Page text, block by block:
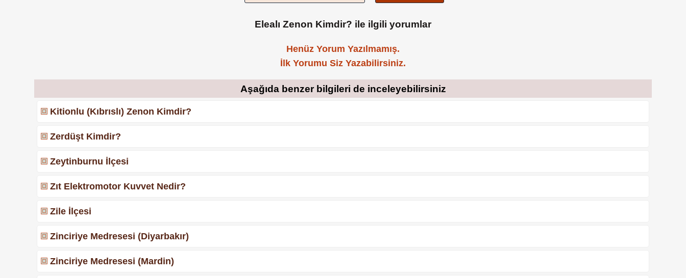
Elealı Zenon Kimdir? ile ilgili yorumlar
Henüz Yorum Yazılmamış.
İlk Yorumu Siz Yazabilirsiniz.
Aşağıda benzer bilgileri de inceleyebilirsiniz
Kitionlu (Kıbrıslı) Zenon Kimdir?
Zerdüşt Kimdir?
Zeytinburnu İlçesi
Zıt Elektromotor Kuvvet Nedir?
Zile İlçesi
Zinciriye Medresesi (Diyarbakır)
Zinciriye Medresesi (Mardin)